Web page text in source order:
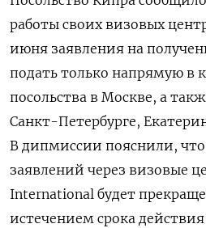
работы своих визовых
июня заявления на
подать только напрямую в
посольства в Москве, а
Санкт-Петербурге,
В дипмиссии пояснили,
заявлений через визовые
International будет
истечением срока действия